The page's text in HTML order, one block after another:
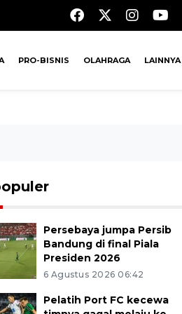
PRO-BISNIS OLAHRAGA LAINNYA
Persebaya jumpa Persib
Bandung di final Piala
Presiden 2026
6 Agustus 2026 06:42
Pelatih Port FC kecewa